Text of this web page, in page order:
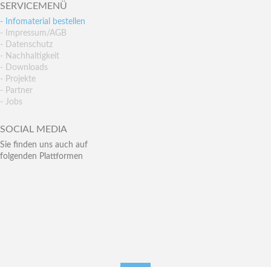
SERVICEMENÜ
- Infomaterial bestellen
- Impressum/AGB
- Datenschutz
- Nachhaltigkeit
- Downloads
- Projekte
- Partner
- Jobs
SOCIAL MEDIA
Sie finden uns auch auf
folgenden Plattformen